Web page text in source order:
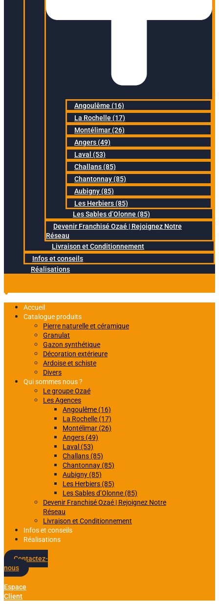
Angoulême (16)
La Rochelle (17)
Montélimar (26)
Angers (49)
Laval (53)
Challans (85)
Chantonnay (85)
Aubigny (85)
Les Herbiers (85)
Les Sables d’Olonne (85)
Devenir Franchisé Ozaé | Rejoignez Notre
Réseau
Livraison et Conditionnement
Infos et conseils
Réalisations
Accueil
Catalogue produits
Pierre naturelle et céramique
Granulat
Gazon synthétique
Décoration extérieure
Ardoise et schiste
Divers
Qui sommes nous ?
Le groupe Ozaé
Les Agences
Angoulême (16)
La Rochelle (17)
Montélimar (26)
Angers (49)
Laval (53)
Challans (85)
Chantonnay (85)
Aubigny (85)
Les Herbiers (85)
Les Sables d’Olonne (85)
Devenir Franchisé Ozaé | Rejoignez Notre
Réseau
Livraison et Conditionnement
Infos et conseils
Réalisations
Contactez-
nous
Espace
Client